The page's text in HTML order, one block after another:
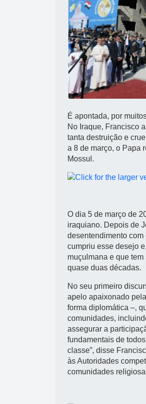
É apontada, por
No Iraque, Francisco
tanta destruição e
a 8 de março, o Papa
Mossul.
O dia 5 de março de
iraquiano. Depois de
desentendimento
cumpriu esse desejo
muçulmana e que
quase duas décadas.
No seu primeiro
apelo apaixonado
forma diplomática –,
comunidades,
assegurar a
fundamentais de
classe”, disse
às Autoridades
comunidades